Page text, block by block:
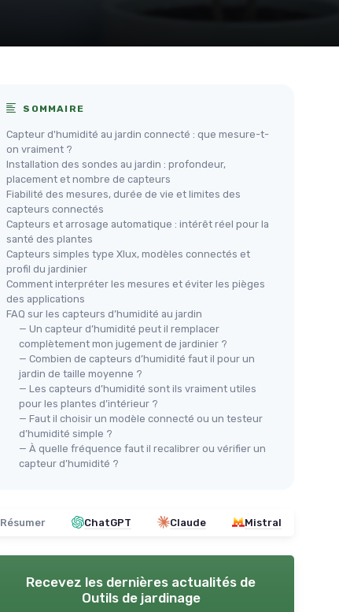
SOMMAIRE
Capteur d'humidité au jardin connecté : que mesure-t-
on vraiment ?
Installation des sondes au jardin : profondeur,
placement et nombre de capteurs
Fiabilité des mesures, durée de vie et limites des
capteurs connectés
Capteurs et arrosage automatique : intérêt réel pour la
santé des plantes
Capteurs simples type Xlux, modèles connectés et
profil du jardinier
Comment interpréter les mesures et éviter les pièges
des applications
FAQ sur les capteurs d’humidité au jardin
— Un capteur d’humidité peut il remplacer
complètement mon jugement de jardinier ?
— Combien de capteurs d’humidité faut il pour un
jardin de taille moyenne ?
— Les capteurs d’humidité sont ils vraiment utiles
pour les plantes d’intérieur ?
— Faut il choisir un modèle connecté ou un testeur
d’humidité simple ?
— À quelle fréquence faut il recalibrer ou vérifier un
capteur d’humidité ?
Résumer ChatGPT Claude Mistral
Recevez les dernières actualités de
Outils de jardinage